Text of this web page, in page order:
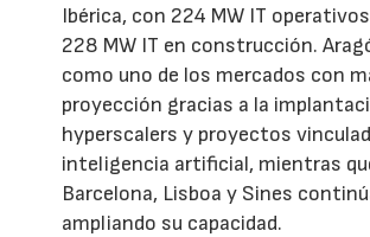
Ibérica, con 224 MW IT
228 MW IT en construcción.
como uno de los mercados con
proyección gracias a la
hyperscalers y proyectos
inteligencia artificial, mientras
Barcelona, Lisboa y Sines
ampliando su capacidad.